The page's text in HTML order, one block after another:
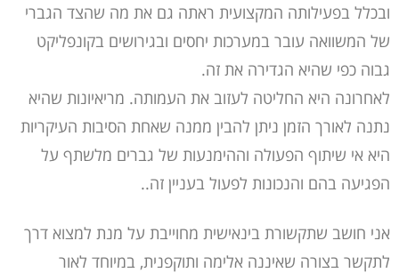
ובכלל בפעילותה המקצועית ראתה גם את מה שהצד הגברי
של המשוואה עובר במערכות יחסים ובגירושים בקונפליקט
גבוה כפי שהיא הגדירה את זה.
לאחרונה היא החליטה לעזוב את העמותה. מריאיונות שהיא
נתנה לאורך הזמן ניתן להבין ממנה שאחת הסיבות העיקריות
היא אי שיתוף הפעולה וההימנעות של גברים מלשתף על
הפגיעה בהם והנכונות לפעול בעניין זה..
אני חושב שתקשורת בינאישית מחוייבת על מנת למצוא דרך
לתקשר בצורה שאיננה אלימה ותוקפנית, במיוחד לאור